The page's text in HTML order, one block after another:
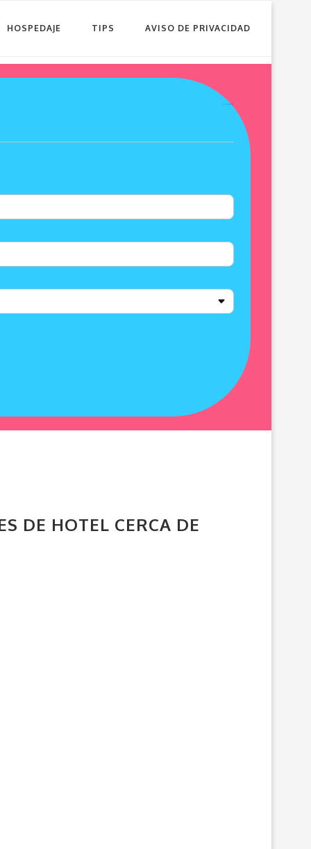
HOSPEDAJE TIPS AVISO DE PRIVACIDAD
DE HOTEL CERCA DE